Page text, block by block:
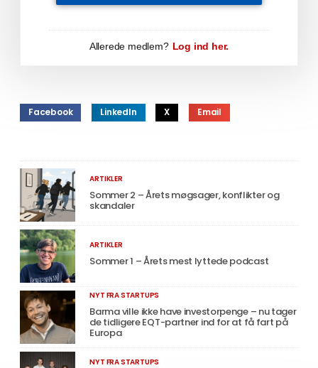
Allerede medlem? Log ind her.
Facebook LinkedIn X Email
ARTIKLER
Sommer 2 – Årets møgsager, konflikter og
skandaler
ARTIKLER
Sommer 1 – Årets mest lyttede podcast
NYT FRA STARTUPS
Barma ville ikke have investorpenge – nu tager
de tidligere EQT-partner ind for at få fart på
Europa
NYT FRA STARTUPS